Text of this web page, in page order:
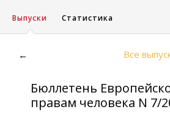
Выпуски Статистика
← Все
Бюллетень
правам человека N 7/